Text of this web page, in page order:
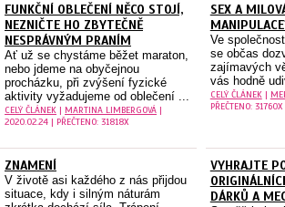
FUNKČNÍ OBLEČENÍ NĚCO STOJÍ,
NEZNIČTE HO ZBYTEČNĚ
NESPRÁVNÝM PRANÍM
Ať už se chystáme běžet maraton,
nebo jdeme na obyčejnou
procházku, při zvýšení fyzické
aktivity vyžadujeme od oblečení ...
CELÝ ČLÁNEK | MARTINA LIMBERGOVÁ |
2020.02.24 | PŘEČTENO: 31818X
SEX A
Ve
se občas
zajímavých
vás hodně
CELÝ ČLÁNEK|
PŘEČTENO: 31760X
ZNAMENÍ
V životě asi každého z nás přijdou
situace, kdy i silným náturám
VYHRAJTE
DÁRKŮ A